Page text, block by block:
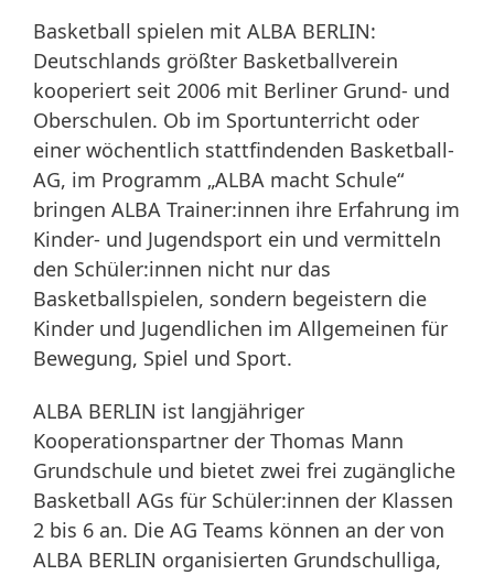
Basketball spielen mit ALBA BERLIN:
Deutschlands größter Basketballverein
kooperiert seit 2006 mit Berliner Grund- und
Oberschulen. Ob im Sportunterricht oder
einer wöchentlich stattfindenden Basketball-
AG, im Programm „ALBA macht Schule“
bringen ALBA Trainer:innen ihre Erfahrung im
Kinder- und Jugendsport ein und vermitteln
den Schüler:innen nicht nur das
Basketballspielen, sondern begeistern die
Kinder und Jugendlichen im Allgemeinen für
Bewegung, Spiel und Sport.
ALBA BERLIN ist langjähriger
Kooperationspartner der Thomas Mann
Grundschule und bietet zwei frei zugängliche
Basketball AGs für Schüler:innen der Klassen
2 bis 6 an. Die AG Teams können an der von
ALBA BERLIN organisierten Grundschulliga,